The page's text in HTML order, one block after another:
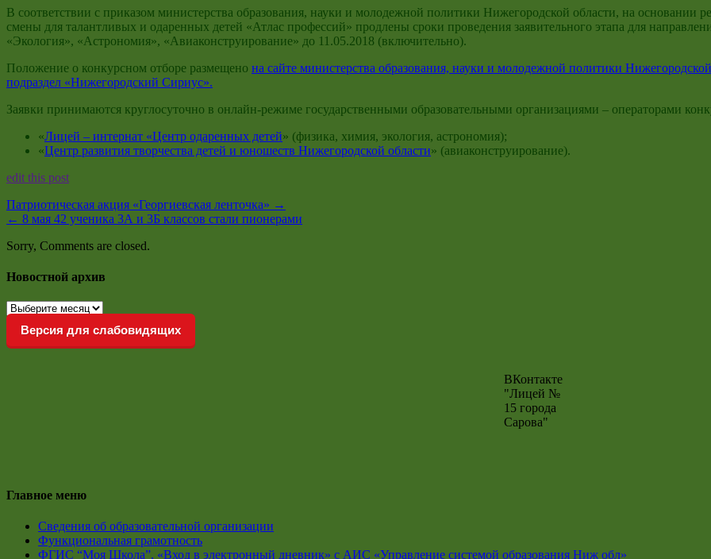
В соответствии с приказом министерства образования, науки и молодежной политики Нижегородской области, на основании
смены для талантливых и одаренных детей «Атлас профессий» продлены сроки проведения заявительного этапа для
«Экология», «Астрономия», «Авиаконструирование» до 11.05.2018 (включительно).
Положение о конкурсном отборе размещено на сайте министерства образования, науки и молодежной политики
подраздел «Нижегородский Сириус».
Заявки принимаются круглосуточно в онлайн-режиме государственными образовательными организациями – операторами
«Лицей – интернат «Центр одаренных детей» (физика, химия, экология, астрономия);
«Центр развития творчества детей и юношеств Нижегородской области» (авиаконструирование).
edit this post
Патриотическая акция «Георгиевская ленточка» →
← 8 мая 42 ученика 3А и 3Б классов стали пионерами
Sorry, Comments are closed.
Новостной архив
Новостной
архив
Версия для слабовидящих
ВКонтакте
"Лицей №
15 города
Сарова"
Главное меню
Сведения об образовательной организации
Функциональная грамотность
ФГИС “Моя Школа”, «Вход в электронный дневник» с АИС «Управление системой образования Ниж обл»